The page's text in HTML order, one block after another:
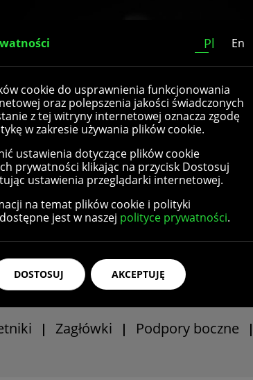
takie jak podłokietniki, zagłówki,
– cechuje odporność na wysokie
przy wykorzystaniu zwilżonej ściereczki.
wymiarach, a także zagłówki z
także podpory boczne i praktyczne
fizycznych osoby korzystającej z wózka
| Zagłówki | Podpory boczne
Pl En
cookie do usprawnienia funkcjonowania
oraz polepszenia jakości świadczonych
z tej witryny internetowej oznacza zgodę
w zakresie używania plików cookie.
ustawienia dotyczące plików cookie
prywatności klikając na przycisk Dostosuj
ustawienia przeglądarki internetowej.
na temat plików cookie i polityki
jest w naszej polityce prywatności.
DOSTOSUJ AKCEPTUJĘ